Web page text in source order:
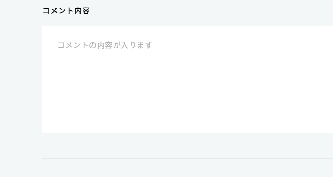
コメント内容